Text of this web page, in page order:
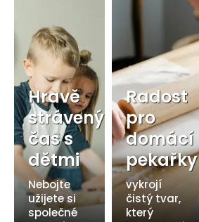
Hravě
strávený
čas s
dětmi
Nebojte
užijete si
společné
Radost
pro
domácí
pekařky
vykrojí
čistý tvar,
který